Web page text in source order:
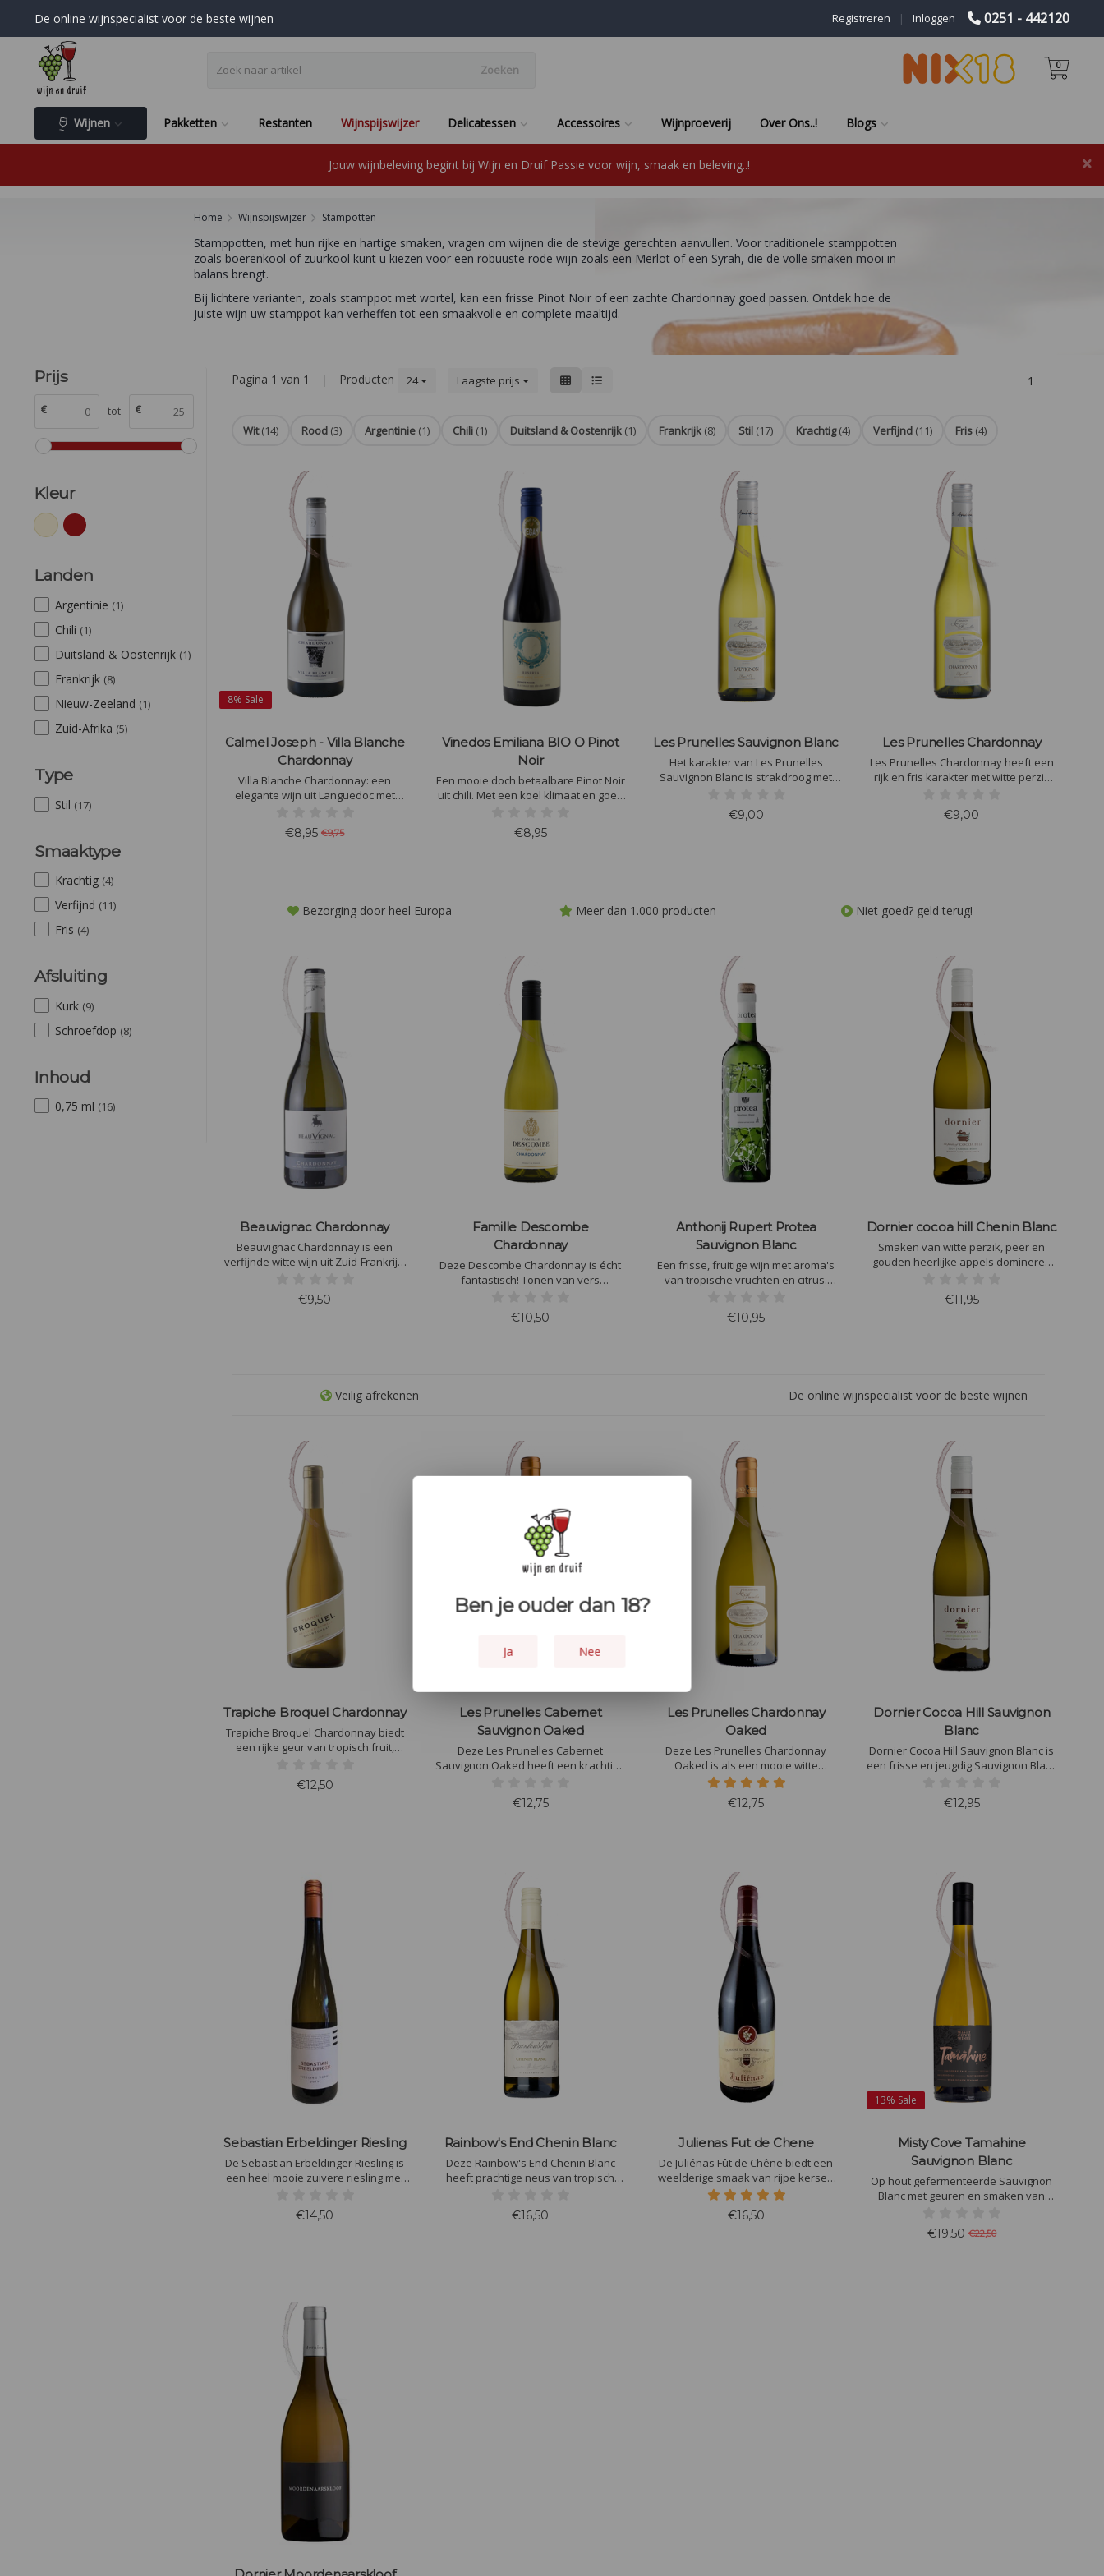
De online wijnspecialist voor de beste wijnen 0251 - 442120
Inloggen
|
Registreren
Zoeken 0
Wijnen Pakketten Restanten Wijnspijswijzer Delicatessen Accessoires Wijnproeverij Over Ons..! Blogs
Jouw wijnbeleving begint bij Wijn en Druif Passie voor wijn, smaak en beleving..! ×
Home Wijnspijswijzer Stampotten
Stamppotten, met hun rijke en hartige smaken, vragen om wijnen die de stevige gerechten aanvullen. Voor traditionele stamppotten
zoals boerenkool of zuurkool kunt u kiezen voor een robuuste rode wijn zoals een Merlot of een Syrah, die de volle smaken mooi in
balans brengt.
Bij lichtere varianten, zoals stamppot met wortel, kan een frisse Pinot Noir of een zachte Chardonnay goed passen. Ontdek hoe de
juiste wijn uw stamppot kan verheffen tot een smaakvolle en complete maaltijd.
Prijs
€ tot €
Kleur
Landen
Argentinie (1)
Chili (1)
Duitsland & Oostenrijk (1)
Frankrijk (8)
Nieuw-Zeeland (1)
Zuid-Afrika (5)
Type
Stil (17)
Smaaktype
Krachtig (4)
Verfijnd (11)
Fris (4)
Afsluiting
Kurk (9)
Schroefdop (8)
Inhoud
0,75 ml (16)
Pagina 1 van 1 Producten 24 Laagste prijs 1
Wit (14) Rood (3) Argentinie (1) Chili (1) Duitsland & Oostenrijk (1) Frankrijk (8) Stil (17) Krachtig (4) Verfijnd (11) Fris (4)
8% Sale
Calmel Joseph - Villa Blanche
Chardonnay
Villa Blanche Chardonnay: een
elegante wijn uit Languedoc met
en geroosterde amandelen, perfect
€8,95 €9,75
Vinedos Emiliana BIO O Pinot
Noir
Een mooie doch betaalbare Pinot Noir
uit chili. Met een koel klimaat en goed
€8,95
Les Prunelles Sauvignon Blanc
Het karakter van Les Prunelles
Sauvignon Blanc is strakdroog met
aangenaam verkwikkende zuren.
€9,00
Les Prunelles Chardonnay
Les Prunelles Chardonnay heeft een
rijk en fris karakter met witte perzik
houtindruk op de achtergrond
€9,00
Bezorging door heel Europa Meer dan 1.000 producten Niet goed? geld terug!
Beauvignac Chardonnay
Beauvignac Chardonnay is een
verfijnde witte wijn uit Zuid-Frankrijk.
romige textuur, ideaal bij
zeevruchten, lichte vleesgerechten en
€9,50
Famille Descombe
Chardonnay
Deze Descombe Chardonnay is écht
fantastisch! Tonen van vers
roomboter met frisse citrusvruchten
en proeven een vette bloemige
€10,50
Anthonij Rupert Protea
Sauvignon Blanc
Een frisse, fruitige wijn met aroma's
van tropische vruchten en citrus.
salades, gegrilde groenten en
geitenkaas. Geniet van een
€10,95
Dornier cocoa hill Chenin Blanc
Smaken van witte perzik, peer en
gouden heerlijke appels domineren
een zachte zuurgraad, waardoor er
een geconcentreerde afdronk
€11,95
Veilig afrekenen De online wijnspecialist voor de beste wijnen
Trapiche Broquel Chardonnay
Trapiche Broquel Chardonnay biedt
een rijke geur van tropisch fruit,
boter en citrus. De lange afdronk is
€12,50
Les Prunelles Cabernet
Sauvignon Oaked
Deze Les Prunelles Cabernet
Sauvignon Oaked heeft een krachtige
body smaak met elegante houttonen.
€12,75
Les Prunelles Chardonnay
Oaked
Deze Les Prunelles Chardonnay
Oaked is als een mooie witte
Bourgogne.. Elegantie uit de
het karakter van Les Prunelles
€12,75
Dornier Cocoa Hill Sauvignon
Blanc
Dornier Cocoa Hill Sauvignon Blanc is
een frisse en jeugdig Sauvignon Blanc
ananas, limoen en groen appels
€12,95
Sebastian Erbeldinger Riesling
De Sebastian Erbeldinger Riesling is
een heel mooie zuivere riesling met
de neus vooral citrus, iets van peer
en veel mineraliteit, denk aan
€14,50
Rainbow's End Chenin Blanc
Deze Rainbow's End Chenin Blanc
heeft prachtige neus van tropisch
Chenin Blanc een knapperige frisheid
van witte peer en gele appels in de
€16,50
Julienas Fut de Chene
De Juliénas Fût de Chêne biedt een
weelderige smaak van rijpe kersen
en bramen, verrijkt met subtiele hints
van vanille en geroosterd eikenhout.
De wijn is vol, rond en elegant, met
€16,50
13% Sale
Misty Cove Tamahine
Sauvignon Blanc
Op hout gefermenteerde Sauvignon
Blanc met geuren en smaken van
passievrucht. Maar ook wat exotische
specerijen en ietsje hout. Een
€19,50 €22,50
Ben je ouder dan 18?
Ja Nee